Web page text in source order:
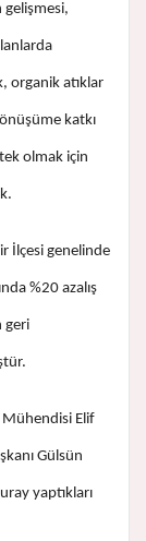
gelişmesi,
organik atıklar
katkı
olmak için
İlçesi genelinde
%20 azalış
geri
Mühendisi Elif
Gülsün
yaptıkları